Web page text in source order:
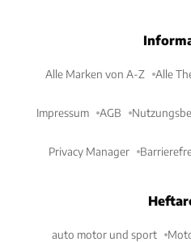
Alle Marken von A-Z Alle
Impressum AGB
Privacy Manager
auto motor und sport